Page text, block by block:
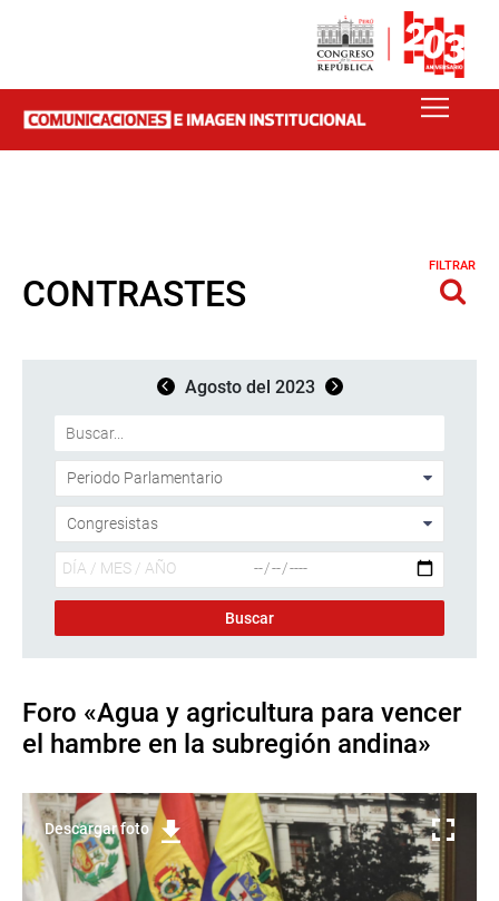
CONTRASTES
FILTRAR
Agosto del 2023
Foro «Agua y agricultura para vencer
el hambre en la subregión andina»
Descargar foto